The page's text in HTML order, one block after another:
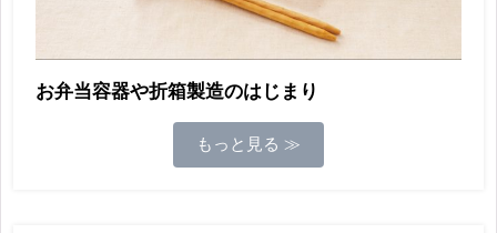
お弁当容器や折箱製造のはじまり
もっと見る ≫